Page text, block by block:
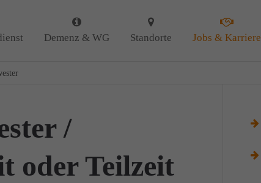
wieder
Kontakt
Schreiben Sie uns per Email
Demenz & WG Standorte Jobs & Karriere
/
oder Teilzeit